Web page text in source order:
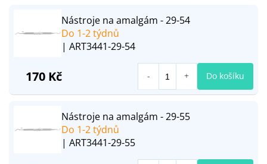
Nástroje na amalgám - 29-54
Do 1-2 týdnů
| ART3441-29-54
170 Kč Do košíku
Nástroje na amalgám - 29-55
Do 1-2 týdnů
| ART3441-29-55